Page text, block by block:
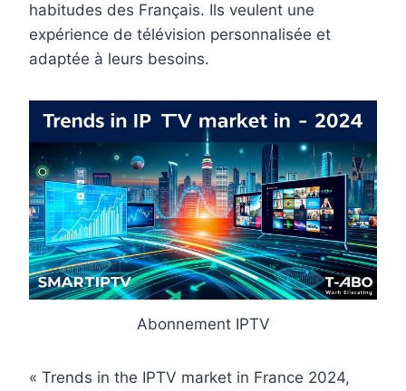
habitudes des Français. Ils veulent une
expérience de télévision personnalisée et
adaptée à leurs besoins.
Abonnement IPTV
« Trends in the IPTV market in France 2024,